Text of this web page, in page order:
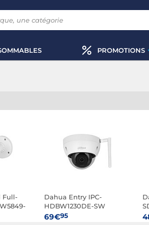
PROMOTIONS
Full-
Dahua Entry IPC-
HDBW1230DE-SW
(2.8mm)
69€95